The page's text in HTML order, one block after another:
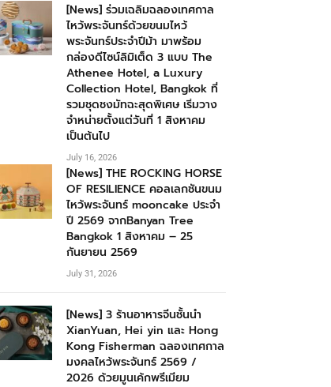
[News] ร่วมเฉลิมฉลองเทศกาล
ไหว้พระจันทร์ด้วยขนมไหว้
พระจันทร์ประจำปีม้า มาพร้อม
กล่องดีไซน์ลิมิเต็ด 3 แบบ The
Athenee Hotel, a Luxury
Collection Hotel, Bangkok ที่
รวมชุดชงมัทฉะสุดพิเศษ เริ่มวาง
จำหน่ายตั้งแต่วันที่ 1 สิงหาคม
เป็นต้นไป
July 16, 2026
[News] THE ROCKING HORSE
OF RESILIENCE คอลเลกชันขนม
ไหว้พระจันทร์ mooncake ประจำ
ปี 2569 จากBanyan Tree
Bangkok 1 สิงหาคม – 25
กันยายน 2569
July 31, 2026
[News] 3 ร้านอาหารจีนชั้นนำ
XianYuan, Hei yin และ Hong
Kong Fisherman ฉลองเทศกาล
มงคลไหว้พระจันทร์ 2569 /
2026 ด้วยมูนเค้กพรีเมียม